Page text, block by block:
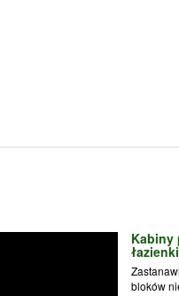
Kabiny
łazienki
bloków